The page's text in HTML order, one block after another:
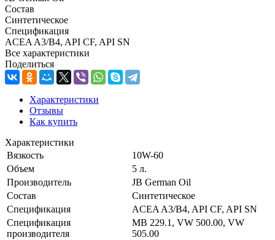
Состав
Синтетическое
Спецификация
ACEA A3/B4, API CF, API SN
Все характеристики
Поделиться
Характеристики
Отзывы
Как купить
Характеристики
Вязкость
10W-60
Объем
5 л.
Производитель
JB German Oil
Состав
Синтетическое
Спецификация
ACEA A3/B4, API CF, API SN
Спецификация
производителя
MB 229.1, VW 500.00, VW
505.00